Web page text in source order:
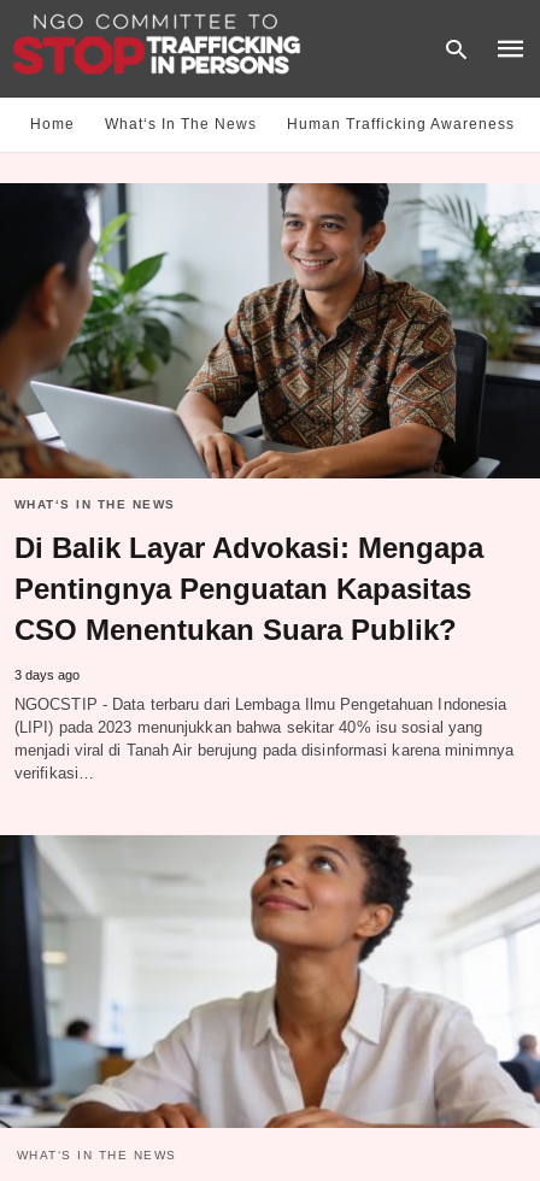
your
and
hit
Home What‘s In The News Human Trafficking Awareness
WHAT‘S IN THE NEWS
Di Balik Layar Advokasi: Mengapa
Pentingnya Penguatan Kapasitas
CSO Menentukan Suara Publik?
3 days ago
NGOCSTIP - Data terbaru dari Lembaga Ilmu Pengetahuan Indonesia
(LIPI) pada 2023 menunjukkan bahwa sekitar 40% isu sosial yang
menjadi viral di Tanah Air berujung pada disinformasi karena minimnya
verifikasi…
WHAT‘S IN THE NEWS